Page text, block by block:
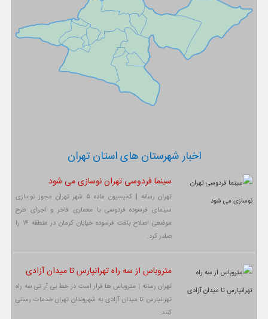
اخبار شهرستان های استان تهران
سینما فردوسی تهران نوسازی می شود
تهران رسانه | کمیسیون ماده ۵ شهر تهران مجوز نوسازی
سینمای فرسوده فردوسی با معماری فاخر و اجرای طرح
موضعی اصلاح بافت فرسوده خیابان کرمان در منطقه ۱۴ را
صادر کرد.
متروباس از سه راه تهرانپارس تا میدان آزادی
تهران رسانه | متروباس ها قرار است در خط بی آر تی سه راه
تهرانپارس تا میدان آزادی به شهروندان تهران خدمات رسانی
کنند.